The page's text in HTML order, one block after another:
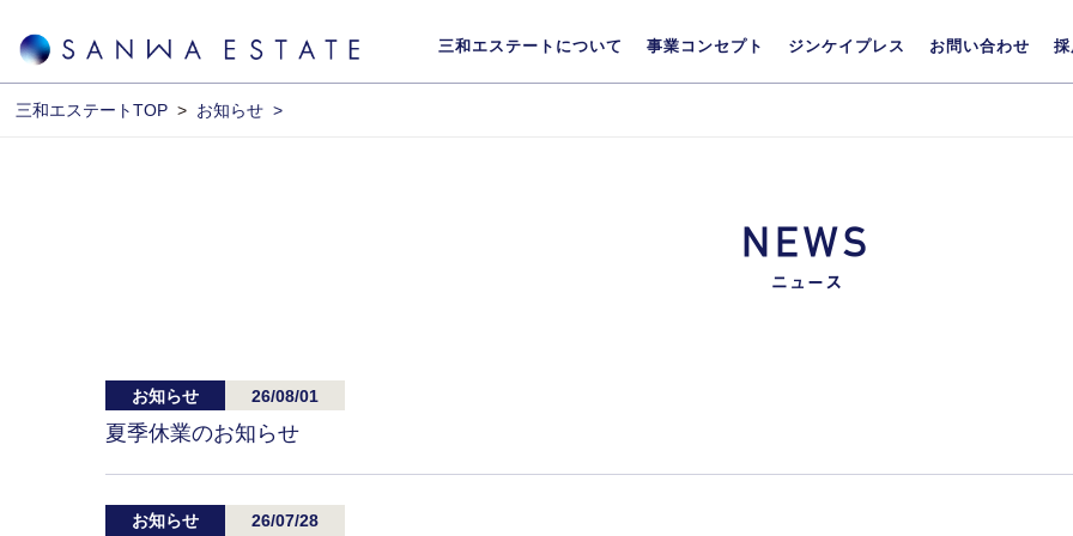
三和エステートについて 事業コンセプト ジンケイプレス お問い合わせ
三和エステートTOP > お知らせ >
お知らせ 26/08/01
夏季休業のお知らせ
お知らせ 26/07/28